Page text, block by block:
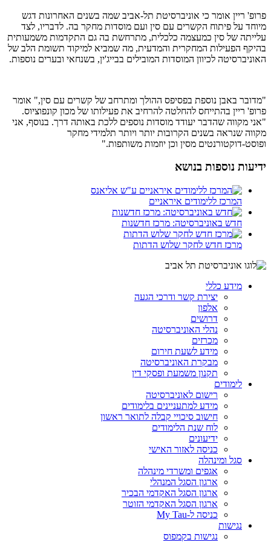
פרופ' ריין אומר כי אוניברסיטת תל-אביב שמה בשנים האחרונות דגש
מיוחד על פיתוח הקשרים עם סין ועם מוסדות מחקר בה. לדבריו, לצד
עלייתה של סין כמעצמה כלכלית, מתרחשת בה גם התקדמות משמעותית
בהיקף הפעילות המחקרית והמדעית, מה שמביא למיקוד תשומת הלב של
האוניברסיטה לכיוון המוסדות המובילים בבייג'ין, בשנחאי ובערים נוספות.
"מדובר באבן נוספת בפסיפס ההולך ומתרחב של קשרים עם סין," אומר
פרופ' ריין בהתייחס להחלטה להרחיב את פעילותו של מכון קונפוציוס.
"אני מקווה שהדבר יעודד מוסדות נוספים ללכת באותה דרך. בנוסף, אני
מקווה שנראה בשנים הקרובות יותר ויותר תלמידי מחקר
ופוסט-דוקטורנטים מסין וכן יוזמות משותפות."
ידיעות נוספות בנושא
המרכז ללימודים איראניים
חדש באוניברסיטה: מרכז חדשנות
מרכז חדש לחקר שלוש הדתות
מידע כללי
יצירת קשר ודרכי הגעה
אלפון
דרושים
נהלי האוניברסיטה
מכרזים
מידע לשעת חירום
מבקרת האוניברסיטה
תקנון משמעת ופסקי דין
לימודים
רישום לאוניברסיטה
מידע למתעניינים בלימודים
חישוב סיכויי קבלה לתואר ראשון
לוח שנת הלימודים
ידיעונים
כניסה לאזור האישי
סגל ומינהלה
אגפים ומשרדי מינהלה
ארגון הסגל המנהלי
ארגון הסגל האקדמי הבכיר
ארגון הסגל האקדמי הזוטר
כניסה ל-My Tau
נגישות
נגישות בקמפוס